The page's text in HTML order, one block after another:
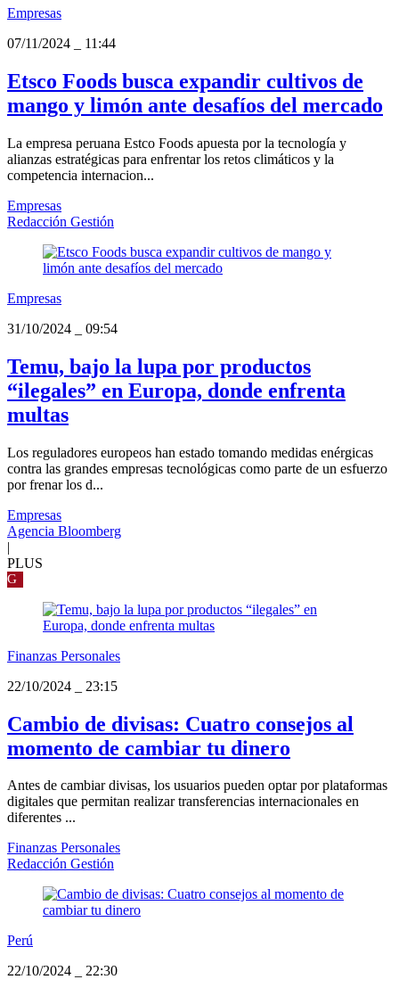
Empresas
07/11/2024
11:44
Etsco Foods busca expandir cultivos de
mango y limón ante desafíos del mercado
La empresa peruana Estco Foods apuesta por la tecnología y
alianzas estratégicas para enfrentar los retos climáticos y la
competencia internacion...
Empresas
Redacción Gestión
Empresas
31/10/2024
09:54
Temu, bajo la lupa por productos
“ilegales” en Europa, donde enfrenta
multas
Los reguladores europeos han estado tomando medidas enérgicas
contra las grandes empresas tecnológicas como parte de un esfuerzo
por frenar los d...
Empresas
Agencia Bloomberg
|
PLUS
G
Finanzas Personales
22/10/2024
23:15
Cambio de divisas: Cuatro consejos al
momento de cambiar tu dinero
Antes de cambiar divisas, los usuarios pueden optar por plataformas
digitales que permitan realizar transferencias internacionales en
diferentes ...
Finanzas Personales
Redacción Gestión
Perú
22/10/2024
22:30